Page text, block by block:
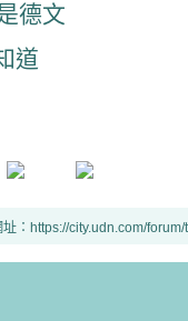
德文
道
址：https://city.udn.com/